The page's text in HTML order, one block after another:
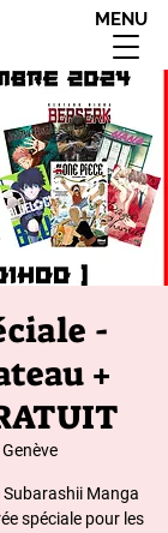
MENU
-
+
Genève
Subarashii Manga
spéciale pour les